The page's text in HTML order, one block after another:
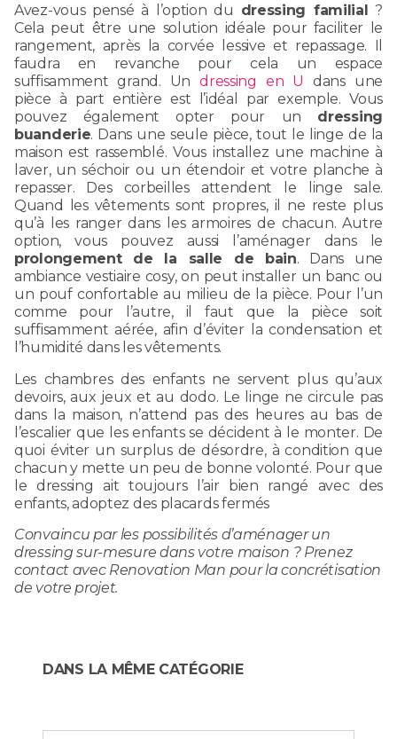
Avez-vous pensé à l’option du dressing familial ?
Cela peut être une solution idéale pour faciliter le
rangement, après la corvée lessive et repassage. Il
faudra en revanche pour cela un espace
suffisamment grand. Undressing en U
dans une
pièce à part entière est l’idéal par exemple. Vous
pouvez également opter pour un dressing
buanderie. Dans une seule pièce, tout le linge de la
maison est rassemblé. Vous installez une machine à
laver, un séchoir ou un étendoir et votre planche à
repasser. Des corbeilles attendent le linge sale.
Quand les vêtements sont propres, il ne reste plus
qu’à les ranger dans les armoires de chacun. Autre
option, vous pouvez aussi l’aménager dans le
prolongement de la salle de bain. Dans une
ambiance vestiaire cosy, on peut installer un banc ou
un pouf confortable au milieu de la pièce. Pour l’un
comme pour l’autre, il faut que la pièce soit
suffisamment aérée, afin d’éviter la condensation et
l’humidité dans les vêtements.
Les chambres des enfants ne servent plus qu’aux
devoirs, aux jeux et au dodo. Le linge ne circule pas
dans la maison, n’attend pas des heures au bas de
l’escalier que les enfants se décident à le monter. De
quoi éviter un surplus de désordre, à condition que
chacun y mette un peu de bonne volonté. Pour que
le dressing ait toujours l’air bien rangé avec des
enfants, adoptez des placards fermés
Convaincu par les possibilités d’aménager un
dressing sur-mesure dans votre maison ? Prenez
contact avec Renovation Man pour la concrétisation
de votre projet.
DANS LA MÊME CATÉGORIE